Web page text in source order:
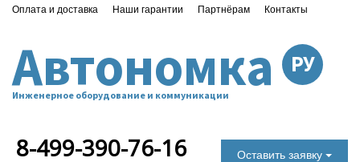
Оплата и доставка Наши гарантии Партнёрам Контакты
Автономка РУ
Инженерное оборудование и коммуникации
8-499-390-76-16 Оставить заявку